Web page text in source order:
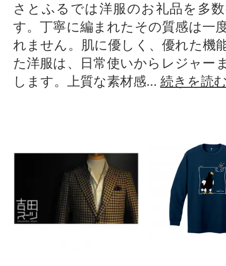
さとふるでは洋服のお礼品を多
す。丁寧に編まれたその質感は一
れません。肌に優しく、優れた機
た洋服は、日常使いからレジャー
します。上質な素材感... 続きを読